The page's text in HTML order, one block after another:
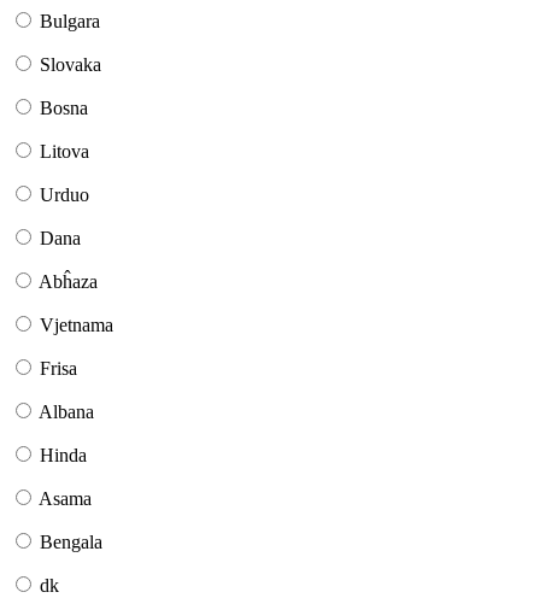
Bulgara
Slovaka
Bosna
Litova
Urduo
Dana
Abĥaza
Vjetnama
Frisa
Albana
Hinda
Asama
Bengala
dk